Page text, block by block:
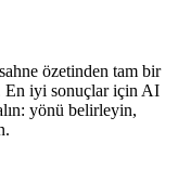
özetinden tam bir
En iyi sonuçlar için AI
yönü belirleyin,